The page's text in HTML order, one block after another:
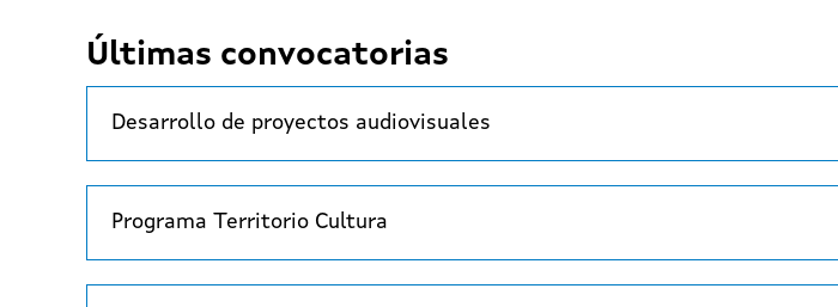
Últimas convocatorias
Desarrollo de proyectos audiovisuales
Programa Territorio Cultura